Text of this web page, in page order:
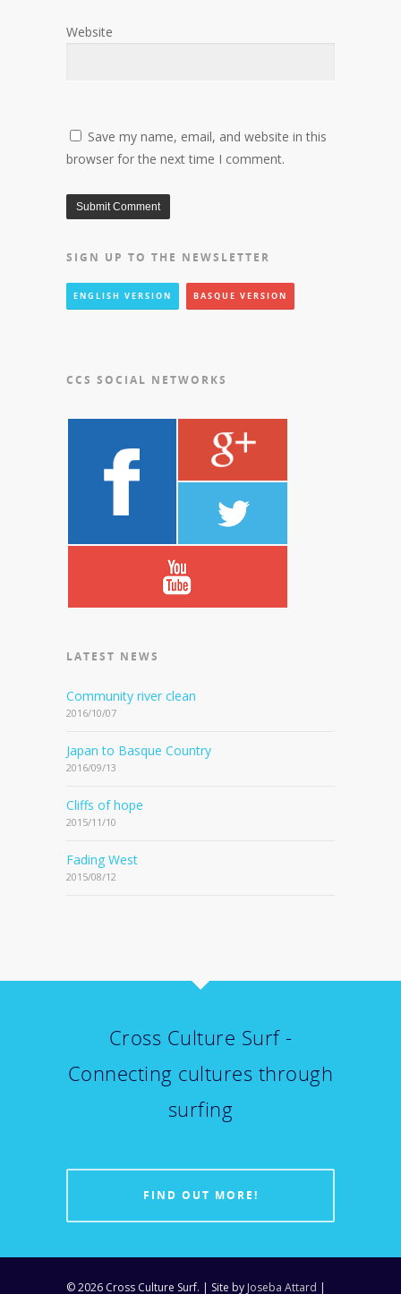
Website
Save my name, email, and website in this
browser for the next time I comment.
SIGN UP TO THE NEWSLETTER
ENGLISH VERSION BASQUE VERSION
CCS SOCIAL NETWORKS
LATEST NEWS
Community river clean
2016/10/07
Japan to Basque Country
2016/09/13
Cliffs of hope
2015/11/10
Fading West
2015/08/12
Cross Culture Surf -
Connecting cultures through
surfing
FIND OUT MORE!
© 2026 Cross Culture Surf. | Site by Joseba Attard |